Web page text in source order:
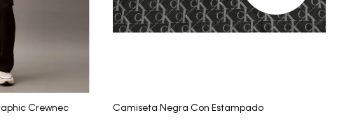
Crewnec Camiseta Negra Con Estampado